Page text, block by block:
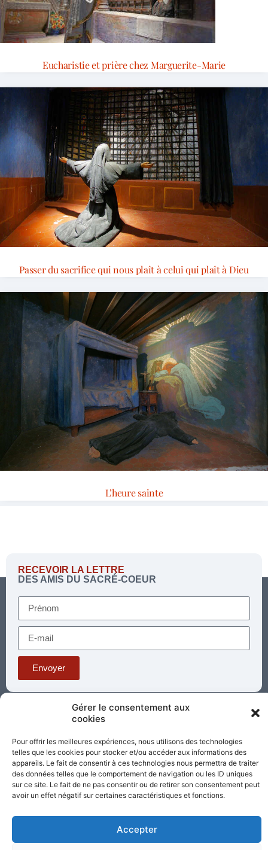
Gérer le consentement aux
cookies
Pour offrir les meilleures expériences, nous utilisons des technologies
telles que les cookies pour stocker et/ou accéder aux informations des
appareils. Le fait de consentir à ces technologies nous permettra de traiter
des données telles que le comportement de navigation ou les ID uniques
sur ce site. Le fait de ne pas consentir ou de retirer son consentement peut
avoir un effet négatif sur certaines caractéristiques et fonctions.
Accepter
Eucharistie et prière chez Marguerite-Marie
Passer du sacrifice qui nous plaît à celui qui plaît à Dieu
L’heure sainte
RECEVOIR LA LETTRE
DES AMIS DU SACRÉ-COEUR
Envoyer
Téléphone : 03 85 81 56 00
Paray TV
Agenda Nous contacter
Nos
partenaires
Mentions
légales
Partagez cette page